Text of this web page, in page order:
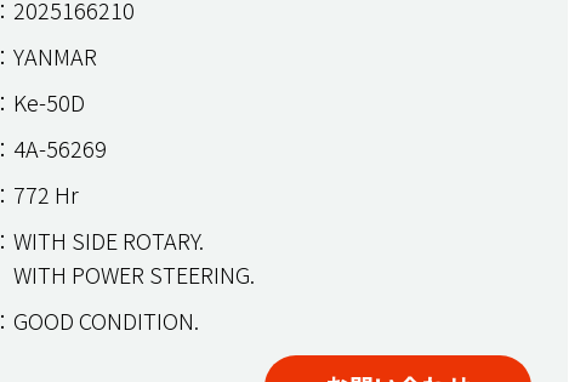
：2025166210
：YANMAR
：Ke-50D
：4A-56269
：772 Hr
：WITH SIDE ROTARY.
WITH POWER STEERING.
：GOOD CONDITION.